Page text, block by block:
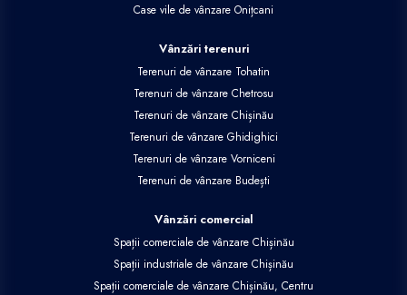
Case vile de vânzare Onițcani
Vânzări terenuri
Terenuri de vânzare Tohatin
Terenuri de vânzare Chetrosu
Terenuri de vânzare Chișinău
Terenuri de vânzare Ghidighici
Terenuri de vânzare Vorniceni
Terenuri de vânzare Budești
Vânzări comercial
Spații comerciale de vânzare Chișinău
Spații industriale de vânzare Chișinău
Spații comerciale de vânzare Chișinău, Centru